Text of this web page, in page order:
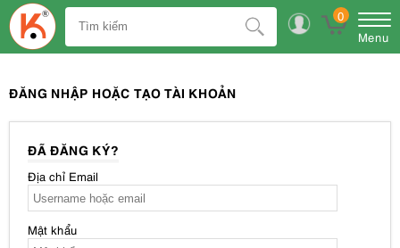
0
Menu
ĐĂNG NHẬP HOẶC TẠO TÀI KHOẢN
ĐÃ ĐĂNG KÝ?
Địa chỉ Email
Mật khẩu